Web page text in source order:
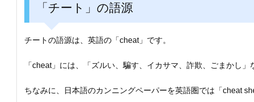
「チート」の語源
チートの語源は、英語の「cheat」です。
「cheat」には、「ズルい、騙す、イカサマ、詐欺、ごまかし」
ちなみに、日本語のカンニングペーパーを英語圏では「cheat